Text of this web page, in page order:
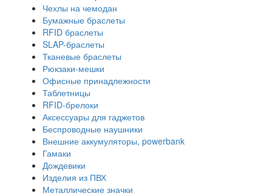
Чехлы на чемодан
Бумажные браслеты
RFID браслеты
SLAP-браслеты
Тканевые браслеты
Рюкзаки-мешки
Офисные принадлежности
Таблетницы
RFID-брелоки
Аксессуары для гаджетов
Беспроводные наушники
Внешние аккумуляторы, powerbank
Гамаки
Дождевики
Изделия из ПВХ
Металлические значки